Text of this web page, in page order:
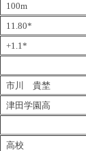
100m
11.80*
+1.1*
市川 貴埜
津田学園高
高校